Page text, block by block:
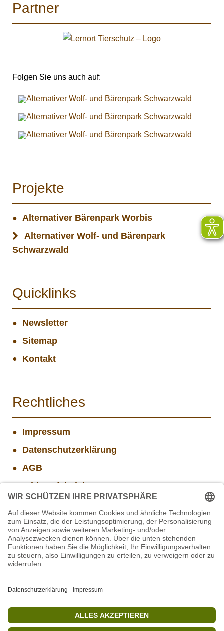
Partner
Folgen Sie uns auch auf:
Projekte
Alternativer Bärenpark Worbis
Alternativer Wolf- und Bärenpark
Schwarzwald
Quicklinks
Newsletter
Sitemap
Kontakt
Rechtliches
Impressum
Datenschutzerklärung
AGB
Widerrufsbelehrung
Aktuelle Stellenangebote
Mitarbeiter/in Technik im Projekt SCHWARZWALD
Mitarbeiter(w/m/d) Imbiss - Betrieb im Projekt